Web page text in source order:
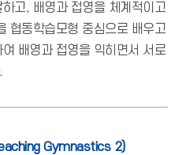
고, 배영과 접영을 체계적이고
협동학습모형 중심으로 배우고
배영과 접영을 익히면서 서로
Gymnastics 2)